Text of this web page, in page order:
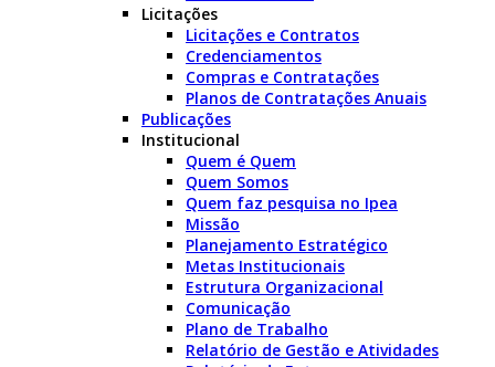
Licitações
Licitações e Contratos
Credenciamentos
Compras e Contratações
Planos de Contratações Anuais
Publicações
Institucional
Quem é Quem
Quem Somos
Quem faz pesquisa no Ipea
Missão
Planejamento Estratégico
Metas Institucionais
Estrutura Organizacional
Comunicação
Plano de Trabalho
Relatório de Gestão e Atividades